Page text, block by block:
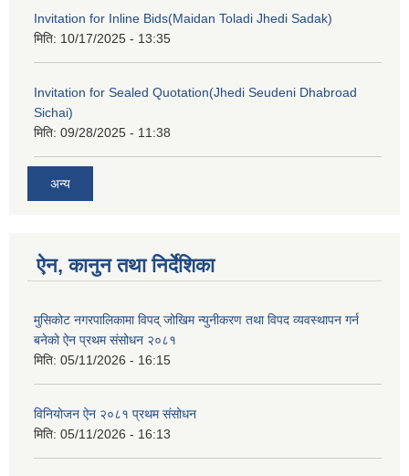
Invitation for Inline Bids(Maidan Toladi Jhedi Sadak)
मिति: 10/17/2025 - 13:35
Invitation for Sealed Quotation(Jhedi Seudeni Dhabroad
Sichai)
मिति: 09/28/2025 - 11:38
अन्य
ऐन, कानुन तथा निर्देशिका
मुसिकोट नगरपालिकामा विपद् जोखिम न्युनीकरण तथा विपद व्यवस्थापन गर्न
बनेको ऐन प्रथम संसोधन २०८१
मिति: 05/11/2026 - 16:15
विनियोजन ऐन २०८१ प्रथम संसोधन
मिति: 05/11/2026 - 16:13